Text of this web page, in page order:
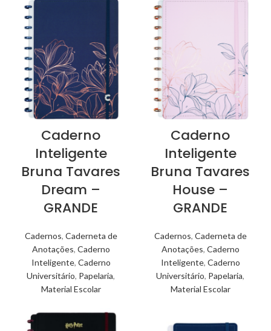
Caderno
Inteligente
Bruna Tavares
Dream –
GRANDE
Cadernos, Caderneta de
Anotações, Caderno
Inteligente, Caderno
Universitário, Papelaria,
Material Escolar
Caderno
Inteligente
Bruna Tavares
House –
GRANDE
Cadernos, Caderneta de
Anotações, Caderno
Inteligente, Caderno
Universitário, Papelaria,
Material Escolar